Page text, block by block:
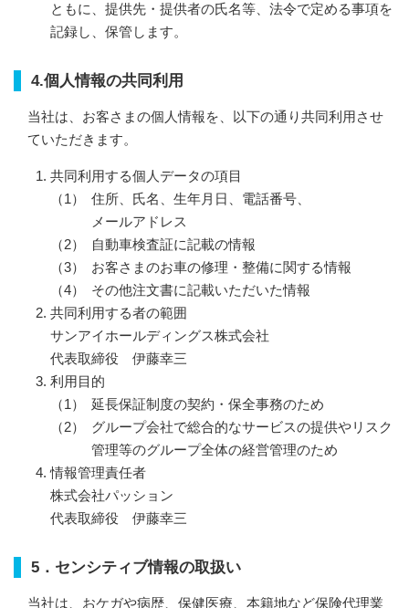
ともに、 提供先・提供者の氏名等、法令で定める事項を
記録し、保管します。
4.個人情報の共同利用
当社は、お客さまの個人情報を、以下の通り共同利用させ
ていただきます。
共同利用する個人データの項目
住所、氏名、生年月日、電話番号、
メールアドレス
自動車検査証に記載の情報
お客さまのお車の修理・整備に関する情報
その他注文書に記載いただいた情報
共同利用する者の範囲
サンアイホールディングス株式会社
代表取締役 伊藤幸三
利用目的
延長保証制度の契約・保全事務のため
グループ会社で総合的なサービスの提供やリスク
管理等のグループ全体の経営管理のため
情報管理責任者
株式会社パッション
代表取締役 伊藤幸三
5．センシティブ情報の取扱い
当社は、おケガや病歴、保健医療、本籍地など保険代理業